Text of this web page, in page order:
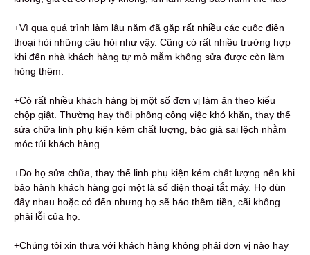
+Vì qua quá trình làm lâu năm đã gặp rất nhiều các cuộc điện
thoại hỏi những câu hỏi như vậy. Cũng có rất nhiều trường hợp
khi đến nhà khách hàng tự mò mẫm không sửa được còn làm
hỏng thêm.
+Có rất nhiều khách hàng bị một số đơn vị làm ăn theo kiểu
chộp giật. Thường hay thổi phồng công việc khó khăn, thay thế
sửa chữa linh phụ kiện kém chất lượng, báo giá sai lệch nhằm
móc túi khách hàng.
+Do họ sửa chữa, thay thế linh phụ kiện kém chất lượng nên khi
bảo hành khách hàng gọi một là số điện thoại tắt máy. Họ đùn
đẩy nhau hoặc có đến nhưng họ sẽ báo thêm tiền, cãi không
phải lỗi của họ.
+Chúng tôi xin thưa với khách hàng không phải đơn vị nào hay